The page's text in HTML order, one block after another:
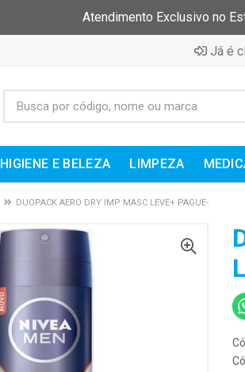
Atendimento Exclusivo no
Já é
HIGIENE E BELEZA LIMPEZA
DUOPACK AERO DRY IMP MASC LEVE+ PAGUE-